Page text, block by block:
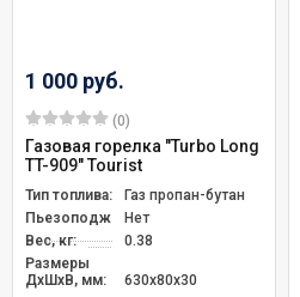
1 000 руб.
(0)
Газовая горелка "Turbo Long
TT-909" Tourist
Тип топлива:
Газ пропан-бутан
Пьезоподжиг:Нет
Вес, кг:
0.38
Размеры
ДxШxВ, мм:
630x80x30